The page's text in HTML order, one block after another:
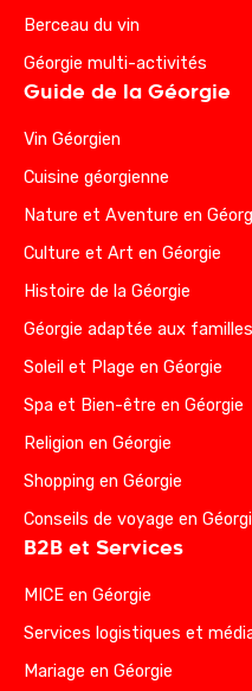
Berceau du vin
Géorgie multi-activités
Guide de la Géorgie
Vin Géorgien
Cuisine géorgienne
Nature et Aventure en
Culture et Art en Géorgie
Histoire de la Géorgie
Géorgie adaptée aux familles
Soleil et Plage en Géorgie
Spa et Bien-être en Géorgie
Religion en Géorgie
Shopping en Géorgie
Conseils de voyage en
B2B et Services
MICE en Géorgie
Services logistiques et
Mariage en Géorgie